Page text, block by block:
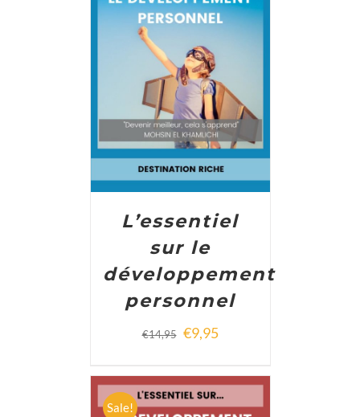
ADD TO CART / DETAILS
L’essentiel
sur le
développement
personnel
€14,95 €9,95
Sale!